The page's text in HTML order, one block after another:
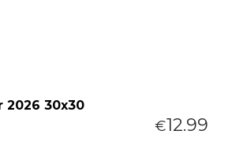
2026 30x30
€12.99